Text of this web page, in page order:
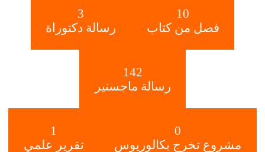
10
فصل من كتاب
3
رسالة دكتوراة
142
رسالة ماجستير
0
مشروع تخرج بكالوريوس
1
تقرير علمي